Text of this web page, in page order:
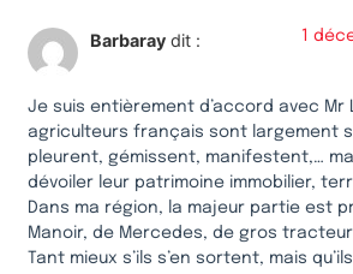
Barbaray dit : 1
Je suis entièrement d’accord avec Mr
agriculteurs français sont largement
pleurent, gémissent, manifestent,…
dévoiler leur patrimoine immobilier,
Dans ma région, la majeur partie est
Manoir, de Mercedes, de gros
Tant mieux s’ils s’en sortent, mais